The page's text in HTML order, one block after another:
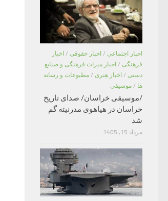
اخبار اجتماعی / اخبار حقوقی / اخبار
فرهنگی / اخبار میراث فرهنگی و صنایع
دستی / اخبار هنری / مطبوعات و رسانه
ها / موسیقی
/موسیقی خراسان/ صدای تاریخ
خراسان در هیاهوی مدرنیته گم
شد
مرداد 15, 1405